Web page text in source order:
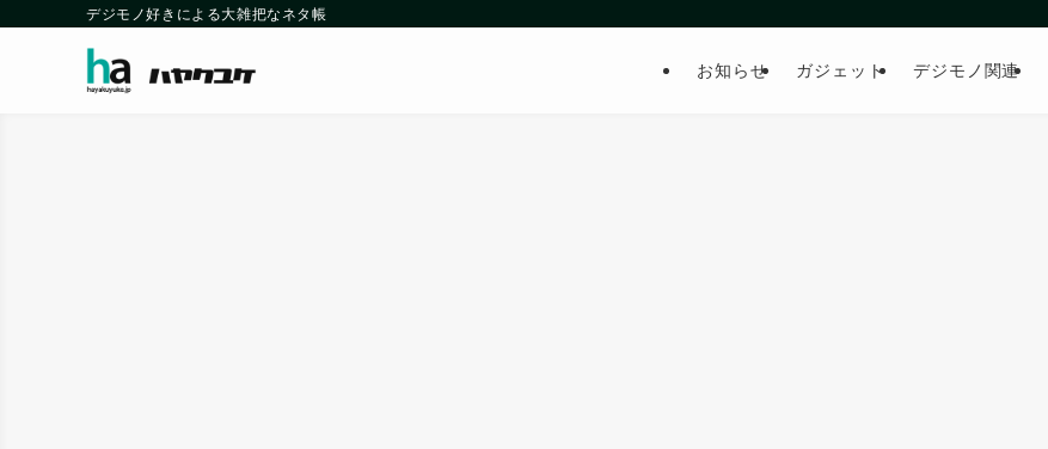
デジモノ好きによる大雑把なネタ帳
お知らせ ガジェット デジモノ関連